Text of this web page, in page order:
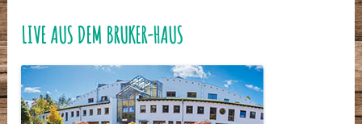
LIVE AUS DEM BRUKER-HAUS